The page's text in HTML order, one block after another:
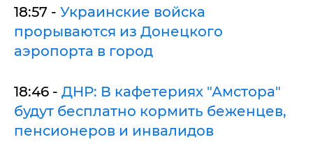
18:57 - Украинские войска
прорываются из Донецкого
аэропорта в город
18:46 - ДНР: В кафетериях "Амстора"
будут бесплатно кормить беженцев,
пенсионеров и инвалидов